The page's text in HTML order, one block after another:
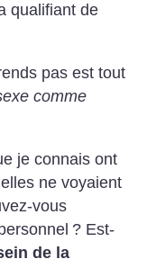
qualifiant de
pas est tout
comme
je connais ont
ne voyaient
vous
? Est-
de la